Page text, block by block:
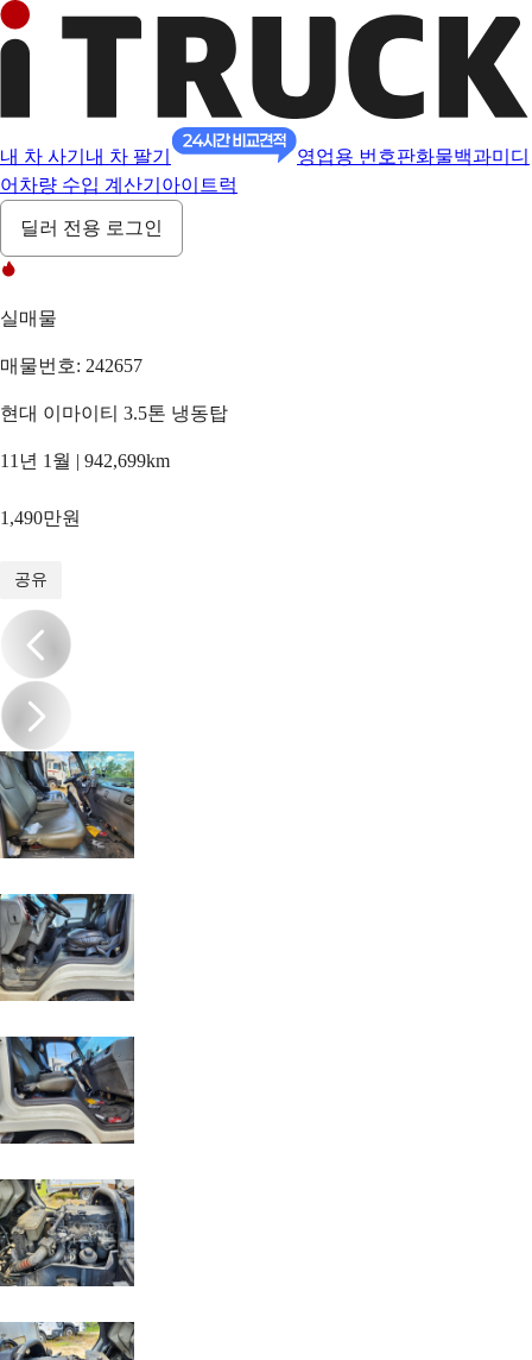
내 차 사기 내 차 팔기 영업용 번호판화물백과미디
어 차량 수입 계산기 아이트럭
딜러 전용 로그인
실매물
매물번호: 242657
현대 이마이티 3.5톤 냉동탑
11년 1월 | 942,699km
1,490만원
공유
/15